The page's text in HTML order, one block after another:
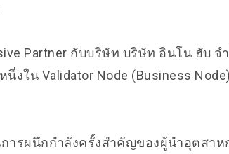
Partner กับบริษัท บริษัท อินโน ฮับ จ
งใน Validator Node (Business
ารผนึกกำลังครั้งสำคัญของผู้นำอุตสาห